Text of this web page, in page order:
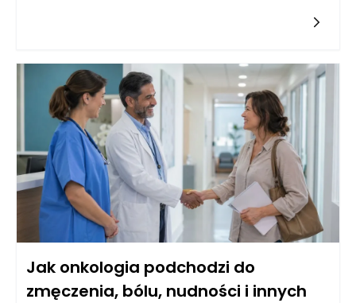
rzeczywiście dobre rozwiązanie? Jakie zalety mają tego
rodzaju meble i czy sprawdzą się w każdej łazience?
Odpowiednie wyposażenie tego pomieszczenia jest istotne nie
tylko ze względów estetycznych, ale także funkcjonalnych,
dlatego warto dokładnie przeanalizować wszystkie aspekty
związane z wyborem mebli wiszących. Poniżej przedstawiamy
najważniejsze informacje, które pomogą podjąć świadomą
decyzję.
Jak onkologia podchodzi do
zmęczenia, bólu, nudności i innych